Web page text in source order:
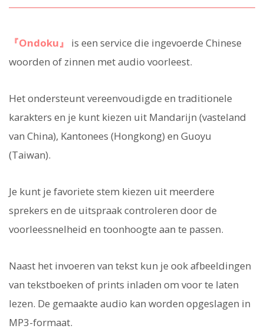
『Ondoku』
is een service die ingevoerde Chinese
woorden of zinnen met audio voorleest.
Het ondersteunt vereenvoudigde en traditionele
karakters en je kunt kiezen uit Mandarijn (vasteland
van China), Kantonees (Hongkong) en Guoyu
(Taiwan).
Je kunt je favoriete stem kiezen uit meerdere
sprekers en de uitspraak controleren door de
voorleessnelheid en toonhoogte aan te passen.
Naast het invoeren van tekst kun je ook afbeeldingen
van tekstboeken of prints inladen om voor te laten
lezen. De gemaakte audio kan worden opgeslagen in
MP3-formaat.